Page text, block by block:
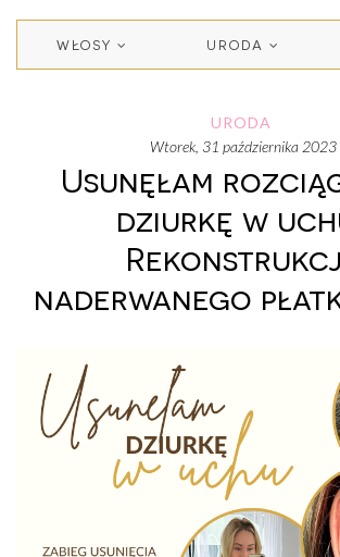
WŁOSY URODA
URODA
wtorek, 31 października 2023
Usunęłam
dziurkę w
naderwanego